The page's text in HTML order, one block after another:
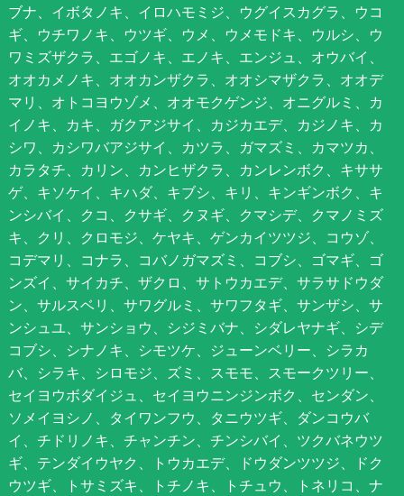
ブナ、イボタノキ、イロハモミジ、ウグイスカグラ、ウコ
ギ、ウチワノキ、ウツギ、ウメ、ウメモドキ、ウルシ、ウ
ワミズザクラ、エゴノキ、エノキ、エンジュ、オウバイ、
オオカメノキ、オオカンザクラ、オオシマザクラ、オオデ
マリ、オトコヨウゾメ、オオモクゲンジ、オニグルミ、カ
イノキ、カキ、ガクアジサイ、カジカエデ、カジノキ、カ
シワ、カシワバアジサイ、カツラ、ガマズミ、カマツカ、
カラタチ、カリン、カンヒザクラ、カンレンボク、キササ
ゲ、キソケイ、キハダ、キブシ、キリ、キンギンボク、キ
ンシバイ、クコ、クサギ、クヌギ、クマシデ、クマノミズ
キ、クリ、クロモジ、ケヤキ、ゲンカイツツジ、コウゾ、
コデマリ、コナラ、コバノガマズミ、コブシ、ゴマギ、ゴ
ンズイ、サイカチ、ザクロ、サトウカエデ、サラサドウダ
ン、サルスベリ、サワグルミ、サワフタギ、サンザシ、サ
ンシュユ、サンショウ、シジミバナ、シダレヤナギ、シデ
コブシ、シナノキ、シモツケ、ジューンベリー、シラカ
バ、シラキ、シロモジ、ズミ、スモモ、スモークツリー、
セイヨウボダイジュ、セイヨウニンジンボク、センダン、
ソメイヨシノ、タイワンフウ、タニウツギ、ダンコウバ
イ、チドリノキ、チャンチン、チンシバイ、ツクバネウツ
ギ、テンダイウヤク、トウカエデ、ドウダンツツジ、ドク
ウツギ、トサミズキ、トチノキ、トチュウ、トネリコ、ナ